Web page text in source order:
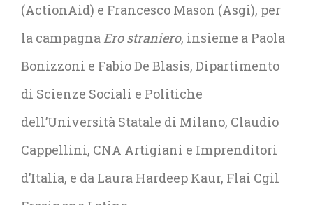
(ActionAid) e Francesco Mason (Asgi), per
la campagna Ero straniero, insieme a Paola
Bonizzoni e Fabio De Blasis, Dipartimento
di Scienze Sociali e Politiche
dell’Università Statale di Milano, Claudio
Cappellini, CNA Artigiani e Imprenditori
d’Italia, e da Laura Hardeep Kaur, Flai Cgil